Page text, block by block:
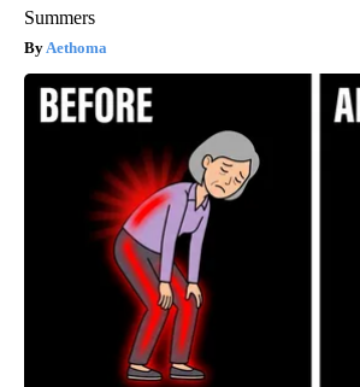
Summers
Aethoma